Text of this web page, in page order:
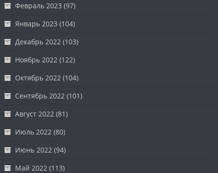
Февраль 2023 (97)
Январь 2023 (104)
Декабрь 2022 (103)
Ноябрь 2022 (122)
Октябрь 2022 (104)
Сентябрь 2022 (101)
Август 2022 (81)
Июль 2022 (80)
Июнь 2022 (94)
Май 2022 (113)